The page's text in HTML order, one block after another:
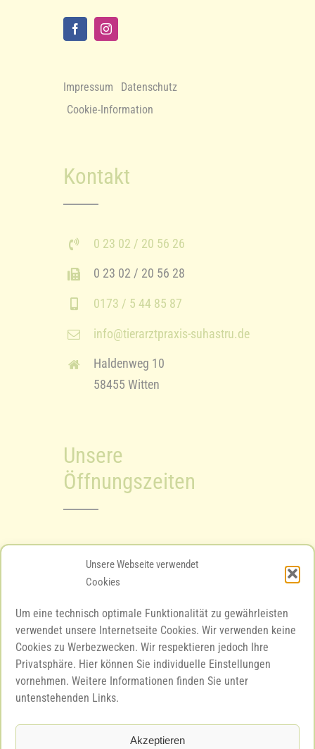
Unsere Webseite verwendet
Cookies
Um eine technisch optimale Funktionalität zu gewährleisten
verwendet unsere Internetseite Cookies. Wir verwenden keine
Cookies zu Werbezwecken. Wir respektieren jedoch Ihre
Privatsphäre. Hier können Sie individuelle Einstellungen
vornehmen. Weitere Informationen finden Sie unter
untenstehenden Links.
Akzeptieren
Impressum
Datenschutz
Cookie-Information
Kontakt
0 23 02 / 20 56 26
0 23 02 / 20 56 28
0173 / 5 44 85 87
info@tierarztpraxis-suhastru.de
Haldenweg 10
58455 Witten
Unsere
Öffnungszeiten
Mo – Fr 15.00 – 18.00 Uhr
Sa 10.00 – 12.00 Uhr
Unsere Bewertungen